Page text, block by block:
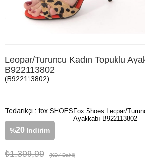
Leopar/Turuncu Kadın Topuklu
B922113802
(B922113802)
Tedarikçi : fox SHOES
%20 İndirim
₺1.399,99 (KDV Dahil)
Fox Shoes Leopar/
Ayakkabı B922113802